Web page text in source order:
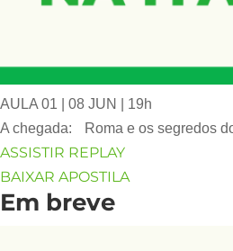
AULA 01 | 08 JUN | 19h
A chegada: Roma e os segredos
ASSISTIR REPLAY
BAIXAR APOSTILA
Em breve